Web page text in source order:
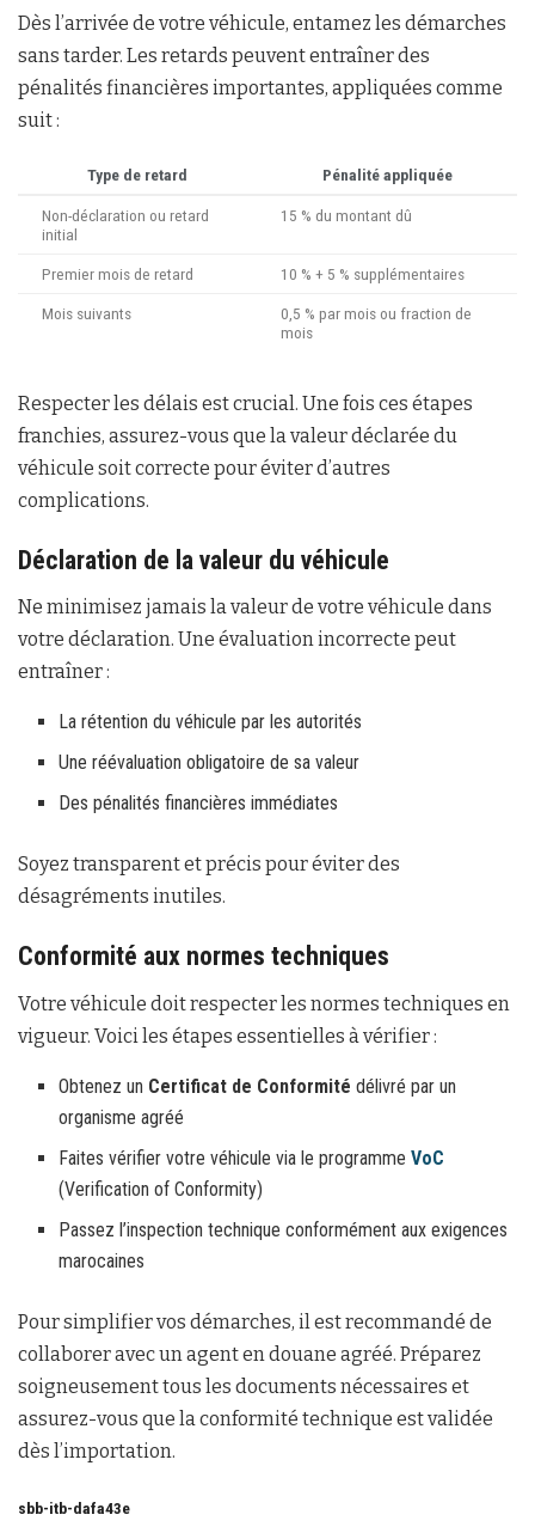
Dès l’arrivée de votre véhicule, entamez les démarches
sans tarder. Les retards peuvent entraîner des
pénalités financières importantes, appliquées comme
suit :
Type de retard Pénalité appliquée
Non-déclaration ou retard
initial
15 % du montant dû
Premier mois de retard 10 % + 5 % supplémentaires
Mois suivants
0,5 % par mois ou fraction de
mois
Respecter les délais est crucial. Une fois ces étapes
franchies, assurez-vous que la valeur déclarée du
véhicule soit correcte pour éviter d’autres
complications.
Déclaration de la valeur du véhicule
Ne minimisez jamais la valeur de votre véhicule dans
votre déclaration. Une évaluation incorrecte peut
entraîner :
La rétention du véhicule par les autorités
Une réévaluation obligatoire de sa valeur
Des pénalités financières immédiates
Soyez transparent et précis pour éviter des
désagréments inutiles.
Conformité aux normes techniques
Votre véhicule doit respecter les normes techniques en
vigueur. Voici les étapes essentielles à vérifier :
Obtenez un Certificat de Conformité délivré par un
organisme agréé
Faites vérifier votre véhicule via le programmeVoC
(Verification of Conformity)
Passez l’inspection technique conformément aux exigences
marocaines
Pour simplifier vos démarches, il est recommandé de
collaborer avec un agent en douane agréé. Préparez
soigneusement tous les documents nécessaires et
assurez-vous que la conformité technique est validée
dès l’importation.
sbb-itb-dafa43e